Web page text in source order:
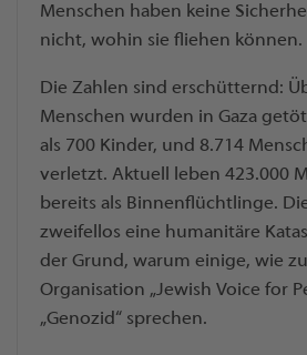
Menschen haben keine
nicht, wohin sie fliehen können.
Die Zahlen sind erschütternd:
Menschen wurden in Gaza
als 700 Kinder, und 8.714
verletzt. Aktuell leben 423.000
bereits als Binnenflüchtlinge.
zweifellos eine humanitäre
der Grund, warum einige, wie
Organisation „Jewish Voice for
„Genozid“ sprechen.